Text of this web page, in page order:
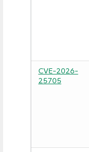
CVE-2026-
25705